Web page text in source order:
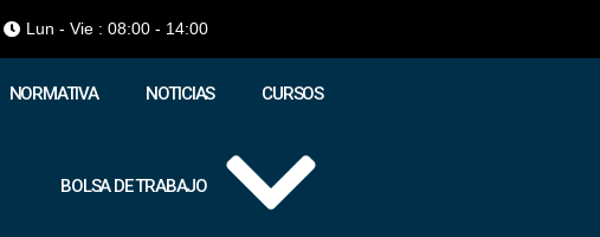
Lun - Vie : 08:00 - 14:00
NORMATIVA NOTICIAS CURSOS
BOLSA DE TRABAJO